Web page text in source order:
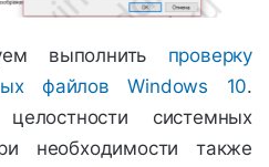
выполнить проверку
файлов Windows 10.
системных
необходимости также